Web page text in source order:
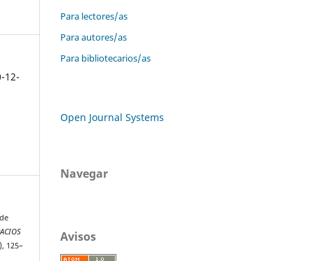
12-
125–
Para lectores/as
Para autores/as
Para bibliotecarios/as
Open Journal Systems
Navegar
Avisos